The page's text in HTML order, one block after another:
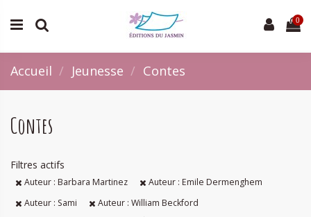
0
Accueil Jeunesse Contes
Contes
Filtres actifs
Auteur : Barbara Martinez
Auteur : Emile Dermenghem
Auteur : Sami
Auteur : William Beckford